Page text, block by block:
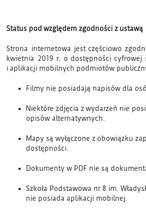
Status pod względem zgodności z ustawą
Strona internetowa jest częściowo
kwietnia 2019 r. o dostępności cyfrowej
i aplikacji mobilnych podmiotów
Filmy nie posiadają napisów dla
Niektóre zdjęcia z wydarzeń nie
opisów alternatywnych.
Mapy są wyłączone z obowiązku
dostępności.
Dokumenty w PDF nie są
Szkoła Podstawowa nr 8 im.
nie posiada aplikacji mobilnej.